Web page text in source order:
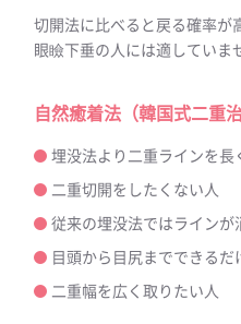
切開法に比べると戻る確率が
眼瞼下垂の人には適していま
自然癒着法（韓国式二重
埋没法より二重ラインを長
二重切開をしたくない人
従来の埋没法ではラインが
目頭から目尻までできる
二重幅を広く取りたい人